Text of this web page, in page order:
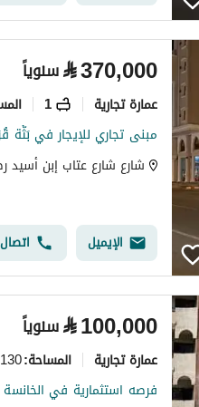
⃁370,000 سنوياً
عمارة تجارية 1
مبنى تجاري للإيجار في بَثَّة
الإيميل اتصال
⃁100,000 سنوياً
عمارة تجارية المساحة:
فرصه استثمارية في الخانسة